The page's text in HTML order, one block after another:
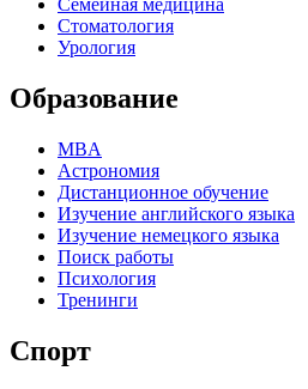
Семейная медицина
Стоматология
Урология
Образование
MBA
Астрономия
Дистанционное обучение
Изучение английского языка
Изучение немецкого языка
Поиск работы
Психология
Тренинги
Спорт